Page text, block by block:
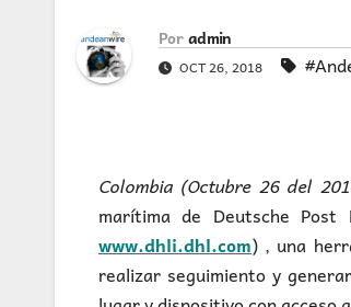
Por admin
OCT 26, 2018
Colombia (Octubre 26 del
marítima de Deutsche
www.dhli.dhl.com) , una
realizar seguimiento y